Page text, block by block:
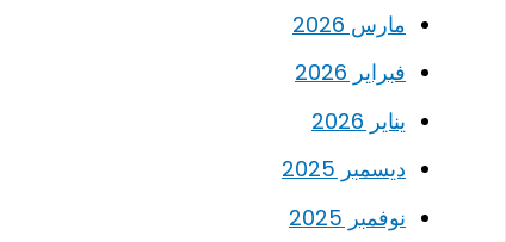
مارس 2026
فبراير 2026
يناير 2026
ديسمبر 2025
نوفمبر 2025